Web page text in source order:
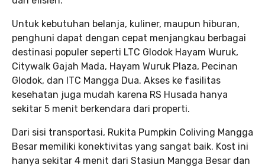
Untuk kebutuhan belanja, kuliner, maupun hiburan,
penghuni dapat dengan cepat menjangkau berbagai
destinasi populer seperti LTC Glodok Hayam Wuruk,
Citywalk Gajah Mada, Hayam Wuruk Plaza, Pecinan
Glodok, dan ITC Mangga Dua. Akses ke fasilitas
kesehatan juga mudah karena RS Husada hanya
sekitar 5 menit berkendara dari properti.
Dari sisi transportasi, Rukita Pumpkin Coliving Mangga
Besar memiliki konektivitas yang sangat baik. Kost ini
hanya sekitar 4 menit dari Stasiun Mangga Besar dan